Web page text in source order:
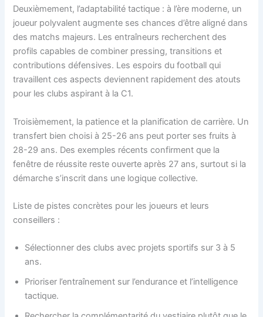
Deuxièmement, l’adaptabilité tactique : à l’ère moderne, un
joueur polyvalent augmente ses chances d’être aligné dans
des matchs majeurs. Les entraîneurs recherchent des
profils capables de combiner pressing, transitions et
contributions défensives. Les espoirs du football qui
travaillent ces aspects deviennent rapidement des atouts
pour les clubs aspirant à la C1.
Troisièmement, la patience et la planification de carrière. Un
transfert bien choisi à 25-26 ans peut porter ses fruits à
28-29 ans. Des exemples récents confirment que la
fenêtre de réussite reste ouverte après 27 ans, surtout si la
démarche s’inscrit dans une logique collective.
Liste de pistes concrètes pour les joueurs et leurs
conseillers :
Sélectionner des clubs avec projets sportifs sur 3 à 5
ans.
Prioriser l’entraînement sur l’endurance et l’intelligence
tactique.